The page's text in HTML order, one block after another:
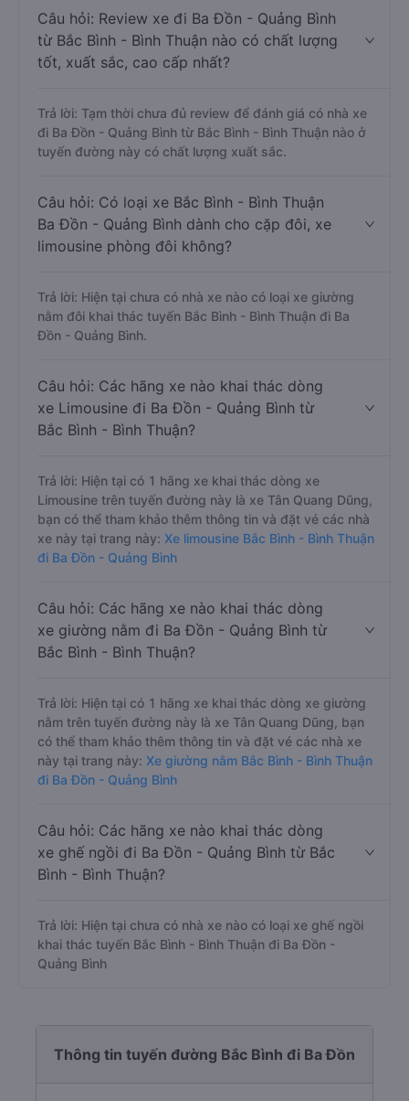
Câu hỏi: Review xe đi Ba Đồn - Quảng Bình
từ Bắc Bình - Bình Thuận nào có chất lượng
tốt, xuất sắc, cao cấp nhất?
Trả lời: Tạm thời chưa đủ review để đánh giá có nhà xe
đi Ba Đồn - Quảng Bình từ Bắc Bình - Bình Thuận nào ở
tuyến đường này có chất lượng xuất sắc.
Câu hỏi: Có loại xe Bắc Bình - Bình Thuận
Ba Đồn - Quảng Bình dành cho cặp đôi, xe
limousine phòng đôi không?
Trả lời: Hiện tại chưa có nhà xe nào có loại xe giường
nằm đôi khai thác tuyến Bắc Bình - Bình Thuận đi Ba
Đồn - Quảng Bình.
Câu hỏi: Các hãng xe nào khai thác dòng
xe Limousine đi Ba Đồn - Quảng Bình từ
Bắc Bình - Bình Thuận?
Trả lời: Hiện tại có 1 hãng xe khai thác dòng xe
Limousine trên tuyến đường này là xe Tân Quang Dũng,
bạn có thể tham khảo thêm thông tin và đặt vé các nhà
xe này tại trang này: Xe limousine Bắc Bình - Bình Thuận
đi Ba Đồn - Quảng Bình
Câu hỏi: Các hãng xe nào khai thác dòng
xe giường nằm đi Ba Đồn - Quảng Bình từ
Bắc Bình - Bình Thuận?
Trả lời: Hiện tại có 1 hãng xe khai thác dòng xe giường
nằm trên tuyến đường này là xe Tân Quang Dũng, bạn
có thể tham khảo thêm thông tin và đặt vé các nhà xe
này tại trang này: Xe giường nằm Bắc Bình - Bình Thuận
đi Ba Đồn - Quảng Bình
Câu hỏi: Các hãng xe nào khai thác dòng
xe ghế ngồi đi Ba Đồn - Quảng Bình từ Bắc
Bình - Bình Thuận?
Trả lời: Hiện tại chưa có nhà xe nào có loại xe ghế ngồi
khai thác tuyến Bắc Bình - Bình Thuận đi Ba Đồn -
Quảng Bình
Thông tin tuyến đường Bắc Bình đi Ba Đồn